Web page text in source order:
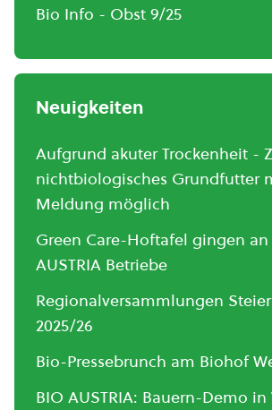
Bio Info - Obst 9/25
Neuigkeiten
Aufgrund akuter Trockenheit -
nichtbiologisches Grundfutter
Meldung möglich
Green Care-Hoftafel gingen an
AUSTRIA Betriebe
Regionalversammlungen
2025/26
Bio-Pressebrunch am Biohof
BIO AUSTRIA: Bauern-Demo